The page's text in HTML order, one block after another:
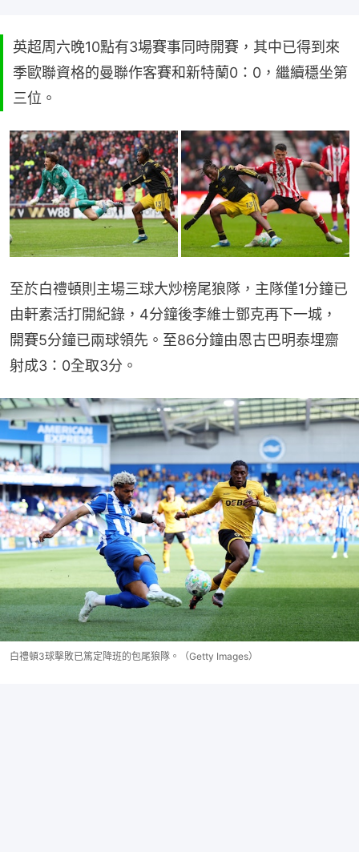
英超周六晚10點有3場賽事同時開賽，其中已得到來
季歐聯資格的曼聯作客賽和新特蘭0：0，繼續穩坐第
三位。
至於白禮頓則主場三球大炒榜尾狼隊，主隊僅1分鐘已
由軒素活打開紀錄，4分鐘後李維士鄧克再下一城，
開賽5分鐘已兩球領先。至86分鐘由恩古巴明泰埋齋
射成3：0全取3分。
白禮頓3球擊敗已篤定降班的包尾狼隊。（Getty Images）